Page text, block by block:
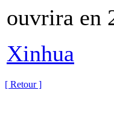
ouvrira en
Xinhua
[ Retour ]